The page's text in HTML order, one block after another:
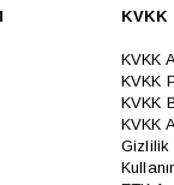
KVKK
KVKK
KVKK
KVKK
KVKK
Gizlilik